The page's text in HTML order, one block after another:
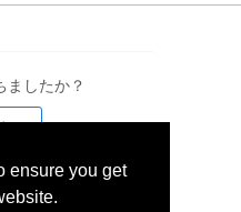
ensure you get
ましたか？